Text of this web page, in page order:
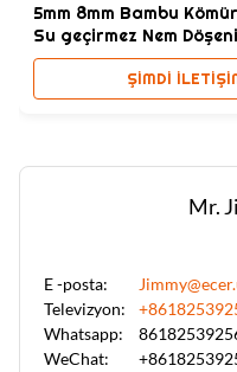
5mm 8mm Bambu
Su geçirmez Nem Döşeni
ŞIMDI
Mr.
E -posta:
Televizyon:
Whatsapp:
WeChat: